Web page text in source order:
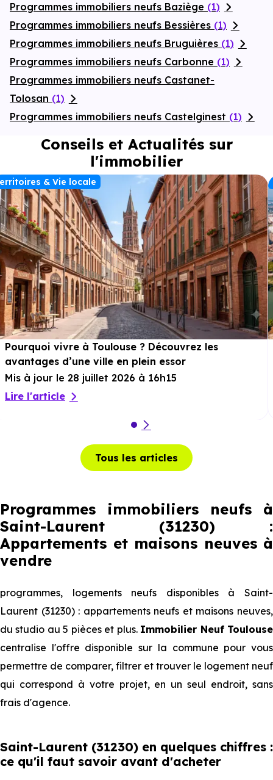
Programmes immobiliers neufs Baziège (1)
Programmes immobiliers neufs Bessières (1)
Programmes immobiliers neufs Bruguières (1)
Programmes immobiliers neufs Carbonne (1)
Programmes immobiliers neufs Castanet-
Tolosan (1)
Programmes immobiliers neufs Castelginest (1)
Conseils et Actualités sur
l'immobilier
& Vie locale
Pourquoi vivre à Toulouse ? Découvrez les
avantages d’une ville en plein essor
Mis à jour le 28 juillet 2026 à 16h15
Lire l'article
Tous les articles
Programmes immobiliers neufs à
Saint-Laurent (31230) :
Appartements et maisons neuves à
vendre
programmes, logements neufs disponibles à Saint-
Laurent (31230) : appartements neufs et maisons neuves,
du studio au 5 pièces et plus. Immobilier Neuf Toulouse
centralise l'offre disponible sur la commune pour vous
permettre de comparer, filtrer et trouver le logement neuf
qui correspond à votre projet, en un seul endroit, sans
frais d'agence.
Saint-Laurent (31230) en quelques chiffres :
ce qu'il faut savoir avant d'acheter